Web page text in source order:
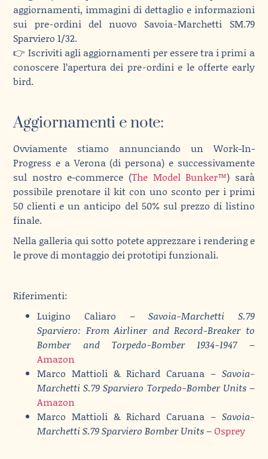
aggiornamenti, immagini di dettaglio e informazioni
sui pre‑ordini del nuovo Savoia‑Marchetti SM.79
Sparviero 1/32.
👉 Iscriviti agli aggiornamenti per essere tra i primi a
conoscere l’apertura dei pre‑ordini e le offerte early
bird.
Aggiornamenti e note:
Ovviamente stiamo annunciando un Work-In-
Progress e a Verona (di persona) e successivamente
sul nostro e-commerce (The Model Bunker™) sarà
possibile prenotare il kit con uno sconto per i primi
50 clienti e un anticipo del 50% sul prezzo di listino
finale.
Nella galleria qui sotto potete apprezzare i rendering e
le prove di montaggio dei prototipi funzionali.
Riferimenti:
Luigino Caliaro –Savoia-Marchetti S.79
Sparviero: From Airliner and Record-Breaker to
Bomber and Torpedo-Bomber 1934-1947–
Amazon
Marco Mattioli & Richard Caruana – Savoia-
Marchetti S.79 Sparviero Torpedo-Bomber Units–
Amazon
Marco Mattioli & Richard Caruana – Savoia-
Marchetti S.79 Sparviero Bomber Units–Osprey